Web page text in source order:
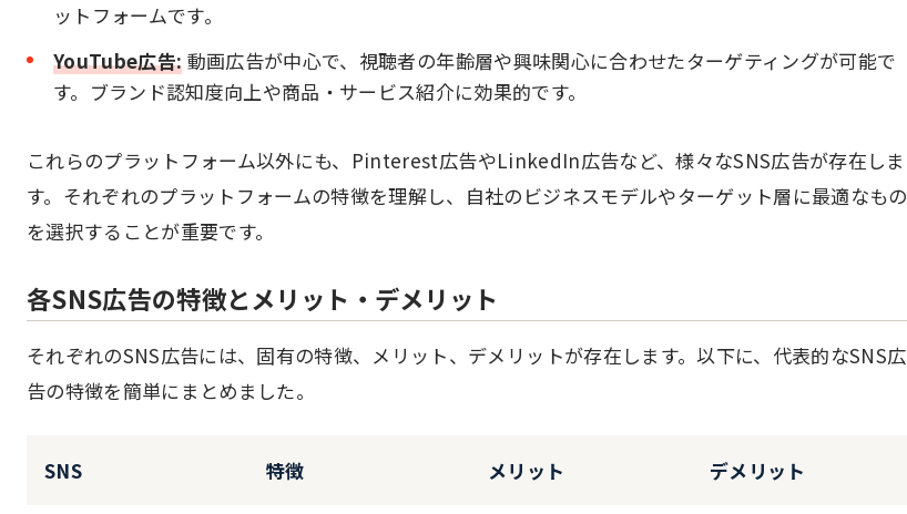
ットフォームです。
YouTube広告: 動画広告が中心で、視聴者の年齢層や興味関心に合わせたターゲティングが可能で
す。ブランド認知度向上や商品・サービス紹介に効果的です。
これらのプラットフォーム以外にも、Pinterest広告やLinkedIn広告など、様々なSNS広告が存在しま
す。それぞれのプラットフォームの特徴を理解し、自社のビジネスモデルやターゲット層に最適なもの
を選択することが重要です。
各SNS広告の特徴とメリット・デメリット
それぞれのSNS広告には、固有の特徴、メリット、デメリットが存在します。以下に、代表的なSNS広
告の特徴を簡単にまとめました。
SNS 特徴 メリット デメリット